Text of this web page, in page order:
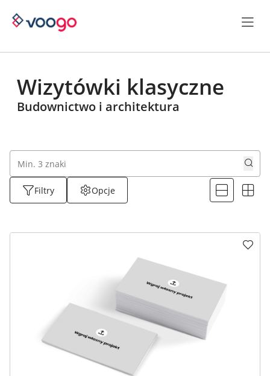
Wizytówki klasyczne
Budownictwo i architektura
Filtry Opcje